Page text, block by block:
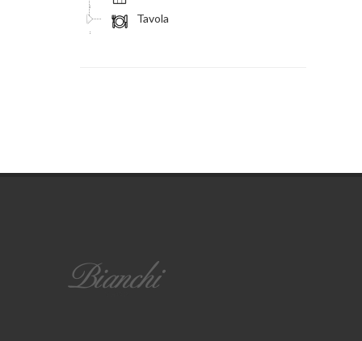
Tavola